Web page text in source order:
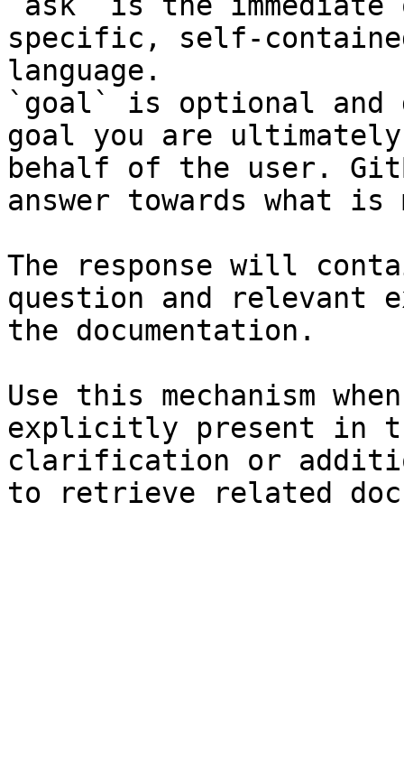
specific, self-
language.
`goal` is optional and
goal you are
behalf of the user.
answer towards what
The response will
question and relevant
the documentation.
Use this mechanism
explicitly present in
clarification or